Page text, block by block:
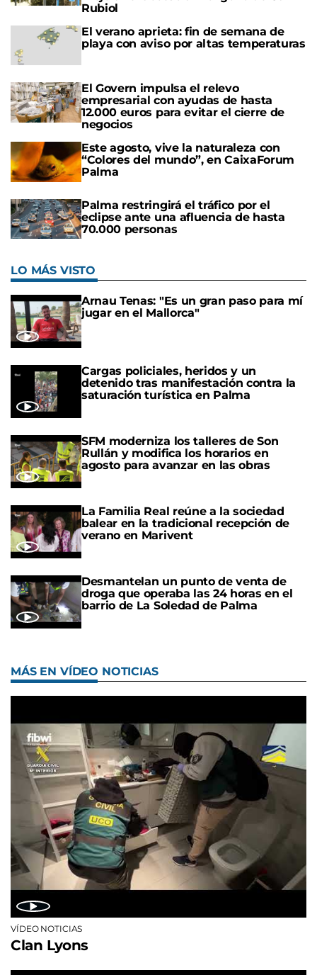
Rubiol
El verano aprieta: fin de semana de
playa con aviso por altas temperaturas
El Govern impulsa el relevo
empresarial con ayudas de hasta
12.000 euros para evitar el cierre de
negocios
Este agosto, vive la naturaleza con
“Colores del mundo”, en CaixaForum
Palma
Palma restringirá el tráfico por el
eclipse ante una afluencia de hasta
70.000 personas
LO MÁS VISTO
Arnau Tenas: "Es un gran paso para mí
jugar en el Mallorca"
Cargas policiales, heridos y un
detenido tras manifestación contra la
saturación turística en Palma
SFM moderniza los talleres de Son
Rullán y modifica los horarios en
agosto para avanzar en las obras
La Familia Real reúne a la sociedad
balear en la tradicional recepción de
verano en Marivent
Desmantelan un punto de venta de
droga que operaba las 24 horas en el
barrio de La Soledad de Palma
MÁS EN VÍDEO NOTICIAS
VÍDEO NOTICIAS
Clan Lyons